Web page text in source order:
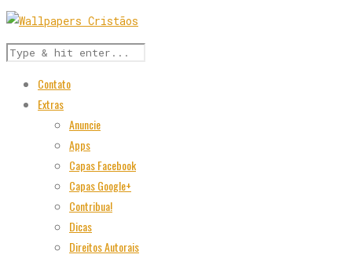
Contato
Extras
Anuncie
Apps
Capas Facebook
Capas Google+
Contribua!
Dicas
Direitos Autorais